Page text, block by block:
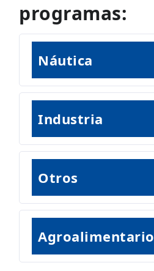
programas:
Náutica
Industria
Otros
Agroalimentario